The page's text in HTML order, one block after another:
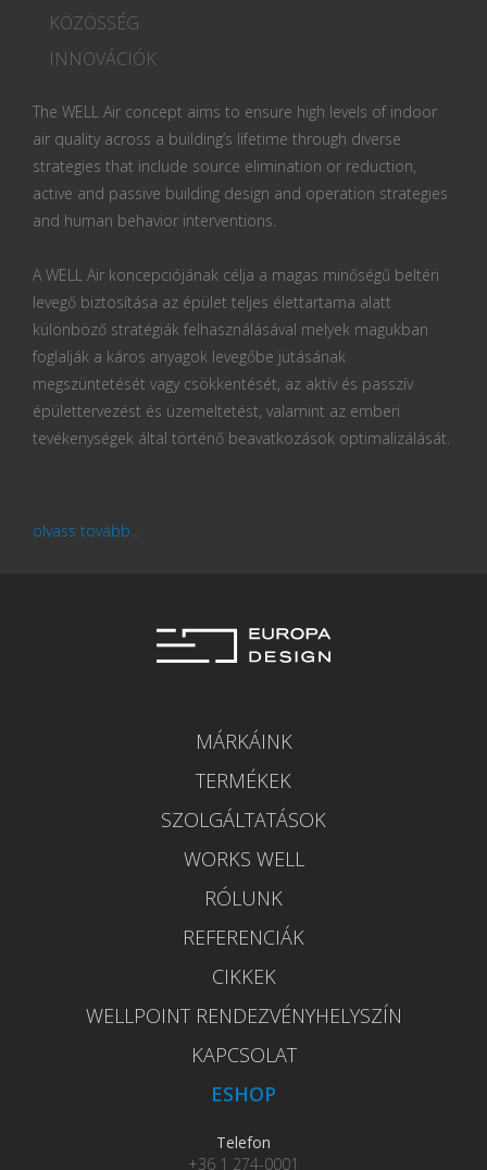
KÖZÖSSÉG
INNOVÁCIÓK
The WELL Air concept aims to ensure high levels of indoor
air quality across a building’s lifetime through diverse
strategies that include source elimination or reduction,
active and passive building design and operation strategies
and human behavior interventions.
A WELL Air koncepciójának célja a magas minőségű beltéri
levegő biztosítása az épület teljes élettartama alatt
különböző stratégiák felhasználásával melyek magukban
foglalják a káros anyagok levegőbe jutásának
megszüntetését vagy csökkentését, az aktív és passzív
épülettervezést és üzemeltetést, valamint az emberi
tevékenységek által történő beavatkozások optimalizálását.
olvass tovább...
MÁRKÁINK
TERMÉKEK
SZOLGÁLTATÁSOK
WORKS WELL
RÓLUNK
REFERENCIÁK
CIKKEK
WELLPOINT RENDEZVÉNYHELYSZÍN
KAPCSOLAT
ESHOP
Telefon
+36 1 274-0001